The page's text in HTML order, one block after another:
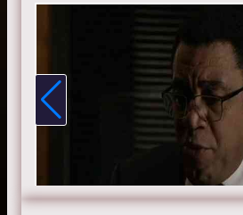
Смотрите онлайн 9 сезон 5 серию
бесплатно в хорошем HD
планшете, пк или телевизоре на
tv.ru.